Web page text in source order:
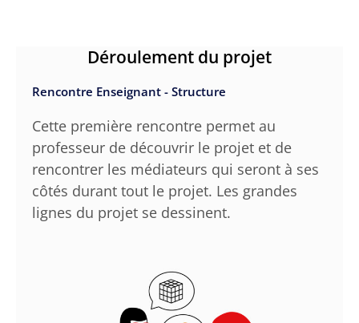
Déroulement du projet
Rencontre Enseignant - Structure
Cette première rencontre permet au
professeur de découvrir le projet et de
rencontrer les médiateurs qui seront à ses
côtés durant tout le projet. Les grandes
lignes du projet se dessinent.